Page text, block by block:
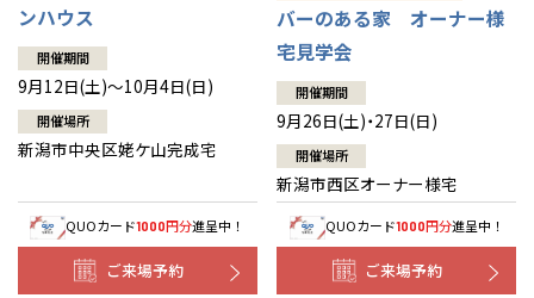
ンハウス
開催期間
9月12日(土)～10月4日(日)
開催場所
新潟市中央区姥ケ山完成宅
QUOカード1000円分進呈中！
ご来場予約
バーのある家 オーナー様
宅見学会
開催期間
9月26日(土)・27日(日)
開催場所
新潟市西区オーナー様宅
QUOカード1000円分進呈中！
ご来場予約